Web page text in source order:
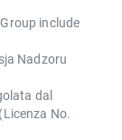
include
Nadzoru
dal
No.